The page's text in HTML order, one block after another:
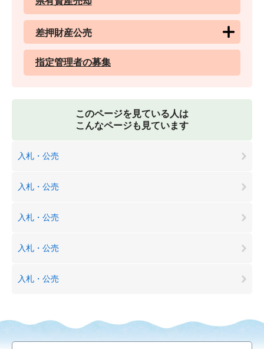
差押財産公売
指定管理者の募集
このページを見ている人は
こんなページも見ています
入札・公売
入札・公売
入札・公売
入札・公売
入札・公売